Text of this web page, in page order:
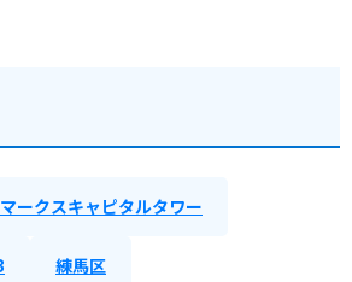
ークスキャピタルタワー
練馬区